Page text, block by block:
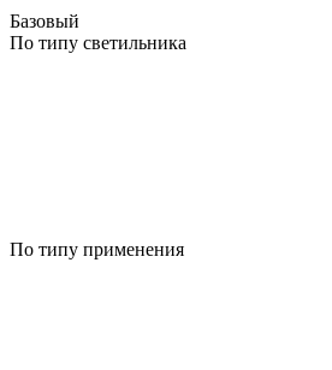
Базовый
По типу светильника
По типу применения